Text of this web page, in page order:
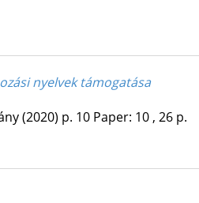
nyelvek támogatása
(2020) p. 10 Paper: 10 , 26 p.